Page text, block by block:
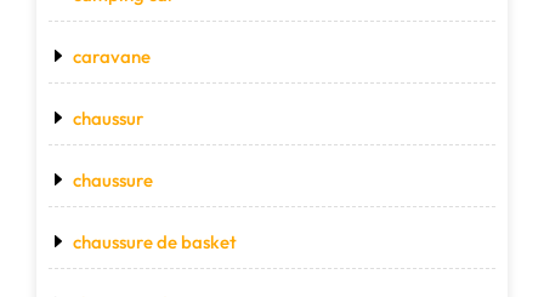
caravane
chaussur
chaussure
chaussure de basket